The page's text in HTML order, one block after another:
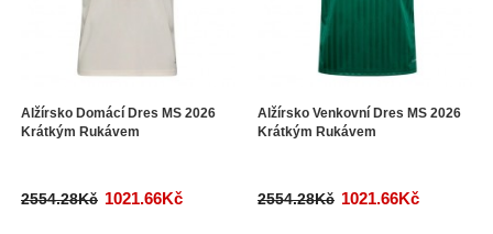
Alžírsko Domácí Dres MS 2026
Krátkým Rukávem
2554.28Kč 1021.66Kč
Alžírsko Venkovní Dres MS 2026
Krátkým Rukávem
2554.28Kč 1021.66Kč